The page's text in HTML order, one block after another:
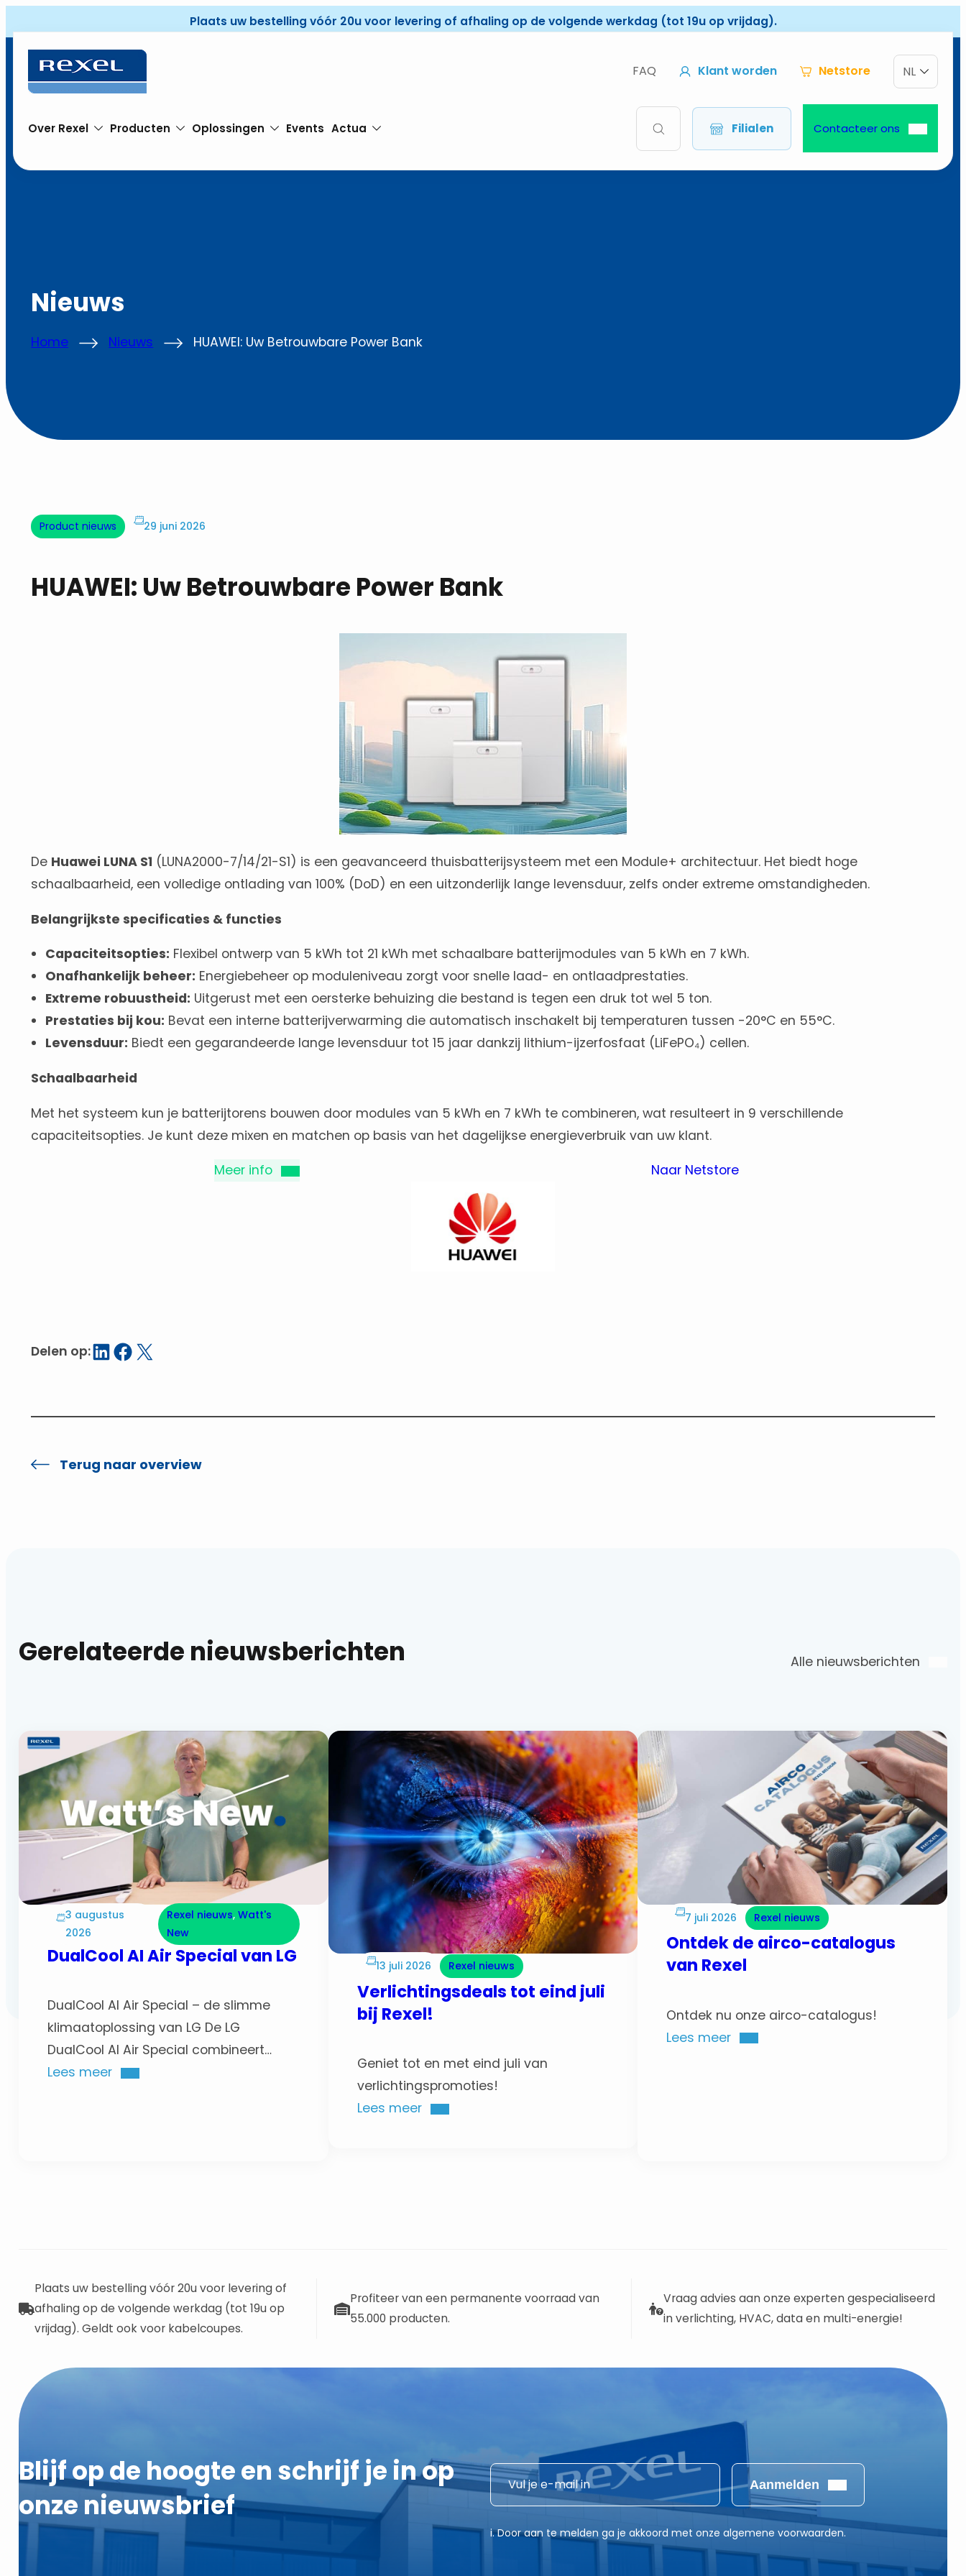
Plaats uw bestelling vóór 20u voor levering of afhaling op de volgende werkdag (tot 19u op vrijdag).
FAQ Klant worden Netstore NL
Over Rexel Producten Oplossingen Events Actua Filialen Contacteer ons
Nieuws
Home Nieuws HUAWEI: Uw Betrouwbare Power Bank
Product nieuws 29 juni 2026
HUAWEI: Uw Betrouwbare Power Bank
De Huawei LUNA S1 (LUNA2000-7/14/21-S1) is een geavanceerd thuisbatterijsysteem met een Module+ architectuur. Het biedt hoge
schaalbaarheid, een volledige ontlading van 100% (DoD) en een uitzonderlijk lange levensduur, zelfs onder extreme omstandigheden.
Belangrijkste specificaties & functies
Capaciteitsopties: Flexibel ontwerp van 5 kWh tot 21 kWh met schaalbare batterijmodules van 5 kWh en 7 kWh.
Onafhankelijk beheer: Energiebeheer op moduleniveau zorgt voor snelle laad- en ontlaadprestaties.
Extreme robuustheid: Uitgerust met een oersterke behuizing die bestand is tegen een druk tot wel 5 ton.
Prestaties bij kou: Bevat een interne batterijverwarming die automatisch inschakelt bij temperaturen tussen -20°C en 55°C.
Levensduur: Biedt een gegarandeerde lange levensduur tot 15 jaar dankzij lithium-ijzerfosfaat (LiFePO₄) cellen.
Schaalbaarheid
Met het systeem kun je batterijtorens bouwen door modules van 5 kWh en 7 kWh te combineren, wat resulteert in 9 verschillende
capaciteitsopties. Je kunt deze mixen en matchen op basis van het dagelijkse energieverbruik van uw klant.
Meer info Naar Netstore
Delen op:Delen op LinkedIn
Delen op Facebook
Delen op X
Terug naar overview
Gerelateerde nieuwsberichten Alle nieuwsberichten
3 augustus
2026
Rexel nieuws, Watt's
New
DualCool AI Air Special van LG
DualCool AI Air Special – de slimme
klimaatoplossing van LG De LG
DualCool AI Air Special combineert
innovatieve technologie,
Lees meer
13 juli 2026 Rexel nieuws
Verlichtingsdeals tot eind juli
bij Rexel!
Geniet tot en met eind juli van
verlichtingspromoties!
Lees meer
7 juli 2026 Rexel nieuws
Ontdek de airco-catalogus
van Rexel
Ontdek nu onze airco-catalogus!
Lees meer
Plaats uw bestelling vóór 20u voor levering of
afhaling op de volgende werkdag (tot 19u op
vrijdag). Geldt ook voor kabelcoupes.
Profiteer van een permanente voorraad van
55.000 producten.
Vraag advies aan onze experten gespecialiseerd
in verlichting, HVAC, data en multi-energie!
Blijf op de hoogte en schrijf je in op
onze nieuwsbrief
E
-
m
a
E
-
a
Aanmelden
i. Door aan te melden ga je akkoord met onze algemene voorwaarden.